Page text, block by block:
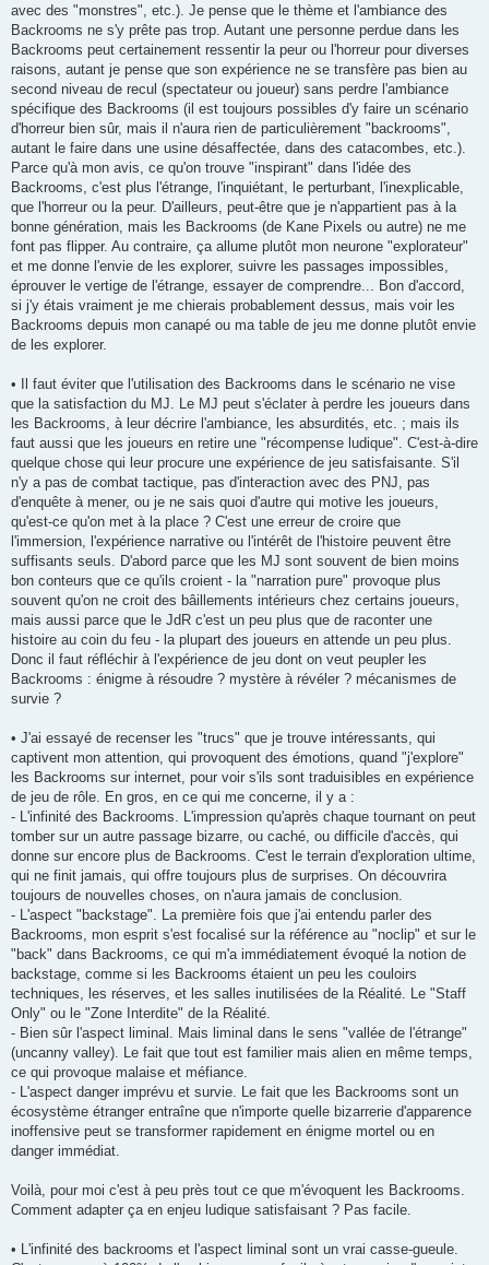
avec des "monstres", etc.). Je pense que le thème et l'ambiance des
Backrooms ne s'y prête pas trop. Autant une personne perdue dans les
Backrooms peut certainement ressentir la peur ou l'horreur pour diverses
raisons, autant je pense que son expérience ne se transfère pas bien au
second niveau de recul (spectateur ou joueur) sans perdre l'ambiance
spécifique des Backrooms (il est toujours possibles d'y faire un scénario
d'horreur bien sûr, mais il n'aura rien de particulièrement "backrooms",
autant le faire dans une usine désaffectée, dans des catacombes, etc.).
Parce qu'à mon avis, ce qu'on trouve "inspirant" dans l'idée des
Backrooms, c'est plus l'étrange, l'inquiétant, le perturbant, l'inexplicable,
que l'horreur ou la peur. D'ailleurs, peut-être que je n'appartient pas à la
bonne génération, mais les Backrooms (de Kane Pixels ou autre) ne me
font pas flipper. Au contraire, ça allume plutôt mon neurone "explorateur"
et me donne l'envie de les explorer, suivre les passages impossibles,
éprouver le vertige de l'étrange, essayer de comprendre... Bon d'accord,
si j'y étais vraiment je me chierais probablement dessus, mais voir les
Backrooms depuis mon canapé ou ma table de jeu me donne plutôt envie
de les explorer.
• Il faut éviter que l'utilisation des Backrooms dans le scénario ne vise
que la satisfaction du MJ. Le MJ peut s'éclater à perdre les joueurs dans
les Backrooms, à leur décrire l'ambiance, les absurdités, etc. ; mais ils
faut aussi que les joueurs en retire une "récompense ludique". C'est-à-dire
quelque chose qui leur procure une expérience de jeu satisfaisante. S'il
n'y a pas de combat tactique, pas d'interaction avec des PNJ, pas
d'enquête à mener, ou je ne sais quoi d'autre qui motive les joueurs,
qu'est-ce qu'on met à la place ? C'est une erreur de croire que
l'immersion, l'expérience narrative ou l'intérêt de l'histoire peuvent être
suffisants seuls. D'abord parce que les MJ sont souvent de bien moins
bon conteurs que ce qu'ils croient - la "narration pure" provoque plus
souvent qu'on ne croit des bâillements intérieurs chez certains joueurs,
mais aussi parce que le JdR c'est un peu plus que de raconter une
histoire au coin du feu - la plupart des joueurs en attende un peu plus.
Donc il faut réfléchir à l'expérience de jeu dont on veut peupler les
Backrooms : énigme à résoudre ? mystère à révéler ? mécanismes de
survie ?
• J'ai essayé de recenser les "trucs" que je trouve intéressants, qui
captivent mon attention, qui provoquent des émotions, quand "j'explore"
les Backrooms sur internet, pour voir s'ils sont traduisibles en expérience
de jeu de rôle. En gros, en ce qui me concerne, il y a :
- L'infinité des Backrooms. L'impression qu'après chaque tournant on peut
tomber sur un autre passage bizarre, ou caché, ou difficile d'accès, qui
donne sur encore plus de Backrooms. C'est le terrain d'exploration ultime,
qui ne finit jamais, qui offre toujours plus de surprises. On découvrira
toujours de nouvelles choses, on n'aura jamais de conclusion.
- L'aspect "backstage". La première fois que j'ai entendu parler des
Backrooms, mon esprit s'est focalisé sur la référence au "noclip" et sur le
"back" dans Backrooms, ce qui m'a immédiatement évoqué la notion de
backstage, comme si les Backrooms étaient un peu les couloirs
techniques, les réserves, et les salles inutilisées de la Réalité. Le "Staff
Only" ou le "Zone Interdite" de la Réalité.
- Bien sûr l'aspect liminal. Mais liminal dans le sens "vallée de l'étrange"
(uncanny valley). Le fait que tout est familier mais alien en même temps,
ce qui provoque malaise et méfiance.
- L'aspect danger imprévu et survie. Le fait que les Backrooms sont un
écosystème étranger entraîne que n'importe quelle bizarrerie d'apparence
inoffensive peut se transformer rapidement en énigme mortel ou en
danger immédiat.
Voilà, pour moi c'est à peu près tout ce que m'évoquent les Backrooms.
Comment adapter ça en enjeu ludique satisfaisant ? Pas facile.
• L'infinité des backrooms et l'aspect liminal sont un vrai casse-gueule.